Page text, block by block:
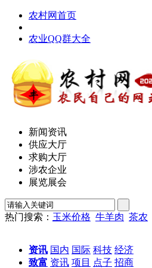
农村网首页
农业QQ群大全
新闻资讯
供应大厅
求购大厅
涉农企业
展览展会
热门搜索： 玉米价格 牛羊肉 茶农
资讯 国内 国际 科技 经济
致富 资讯 项目 点子 招商